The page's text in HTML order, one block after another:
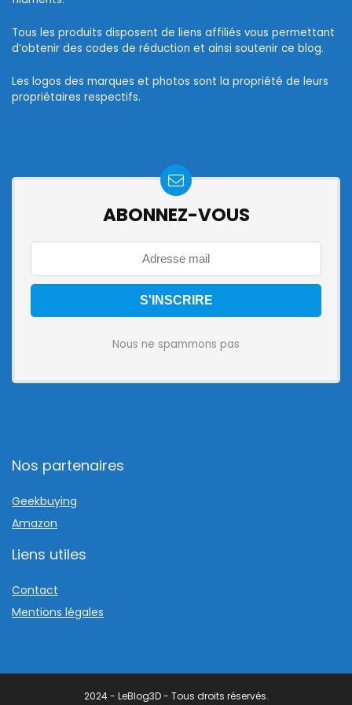
Tous les produits disposent de liens affiliés vous permettant
d’obtenir des codes de réduction et ainsi soutenir ce blog.
Les logos des marques et photos sont la propriété de leurs
propriétaires respectifs.
ABONNEZ-VOUS
Nous ne spammons pas
Nos partenaires
Geekbuying
Amazon
Liens utiles
Contact
Mentions légales
2024 - LeBlog3D - Tous droits réservés.